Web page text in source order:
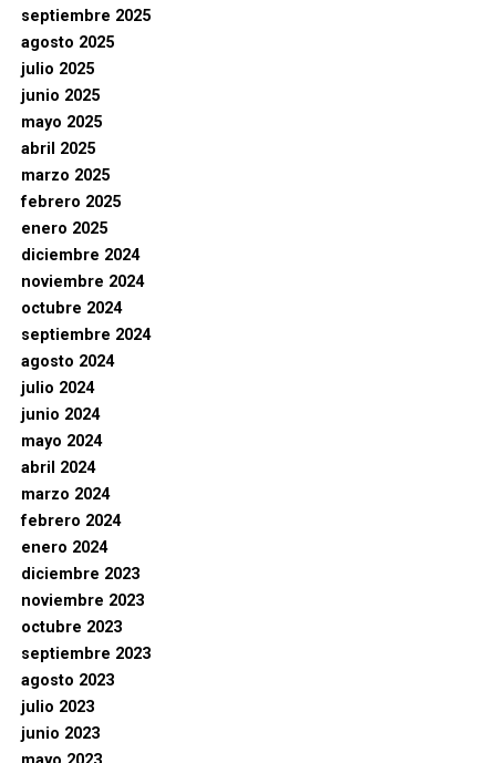
septiembre 2025
agosto 2025
julio 2025
junio 2025
mayo 2025
abril 2025
marzo 2025
febrero 2025
enero 2025
diciembre 2024
noviembre 2024
octubre 2024
septiembre 2024
agosto 2024
julio 2024
junio 2024
mayo 2024
abril 2024
marzo 2024
febrero 2024
enero 2024
diciembre 2023
noviembre 2023
octubre 2023
septiembre 2023
agosto 2023
julio 2023
junio 2023